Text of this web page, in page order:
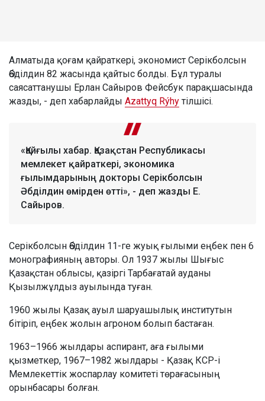
Алматыда қоғам қайраткері, экономист Серікболсын
Әбділдин 82 жасында қайтыс болды. Бұл туралы
саясаттанушы Ерлан Сайыров Фейсбук парақшасында
жазды, - деп хабарлайды Azattyq Rýhy тілшісі.
«Қайғылы хабар. Қазақстан Республикасы
мемлекет қайраткері, экономика
ғылымдарының докторы Серікболсын
Әбділдин өмірден өтті», - деп жазды Е.
Сайыров.
Серікболсын Әбділдин 11-ге жуық ғылыми еңбек пен 6
монографияның авторы. Ол 1937 жылы Шығыс
Қазақстан облысы, қазіргі Тарбағатай ауданы
Қызылжұлдыз ауылында туған.
1960 жылы Қазақ ауыл шаруашылық институтын
бітіріп, еңбек жолын агроном болып бастаған.
1963–1966 жылдары аспирант, аға ғылыми
қызметкер, 1967–1982 жылдары - Қазақ КСР-і
Мемлекеттік жоспарлау комитеті төрағасының
орынбасары болған.